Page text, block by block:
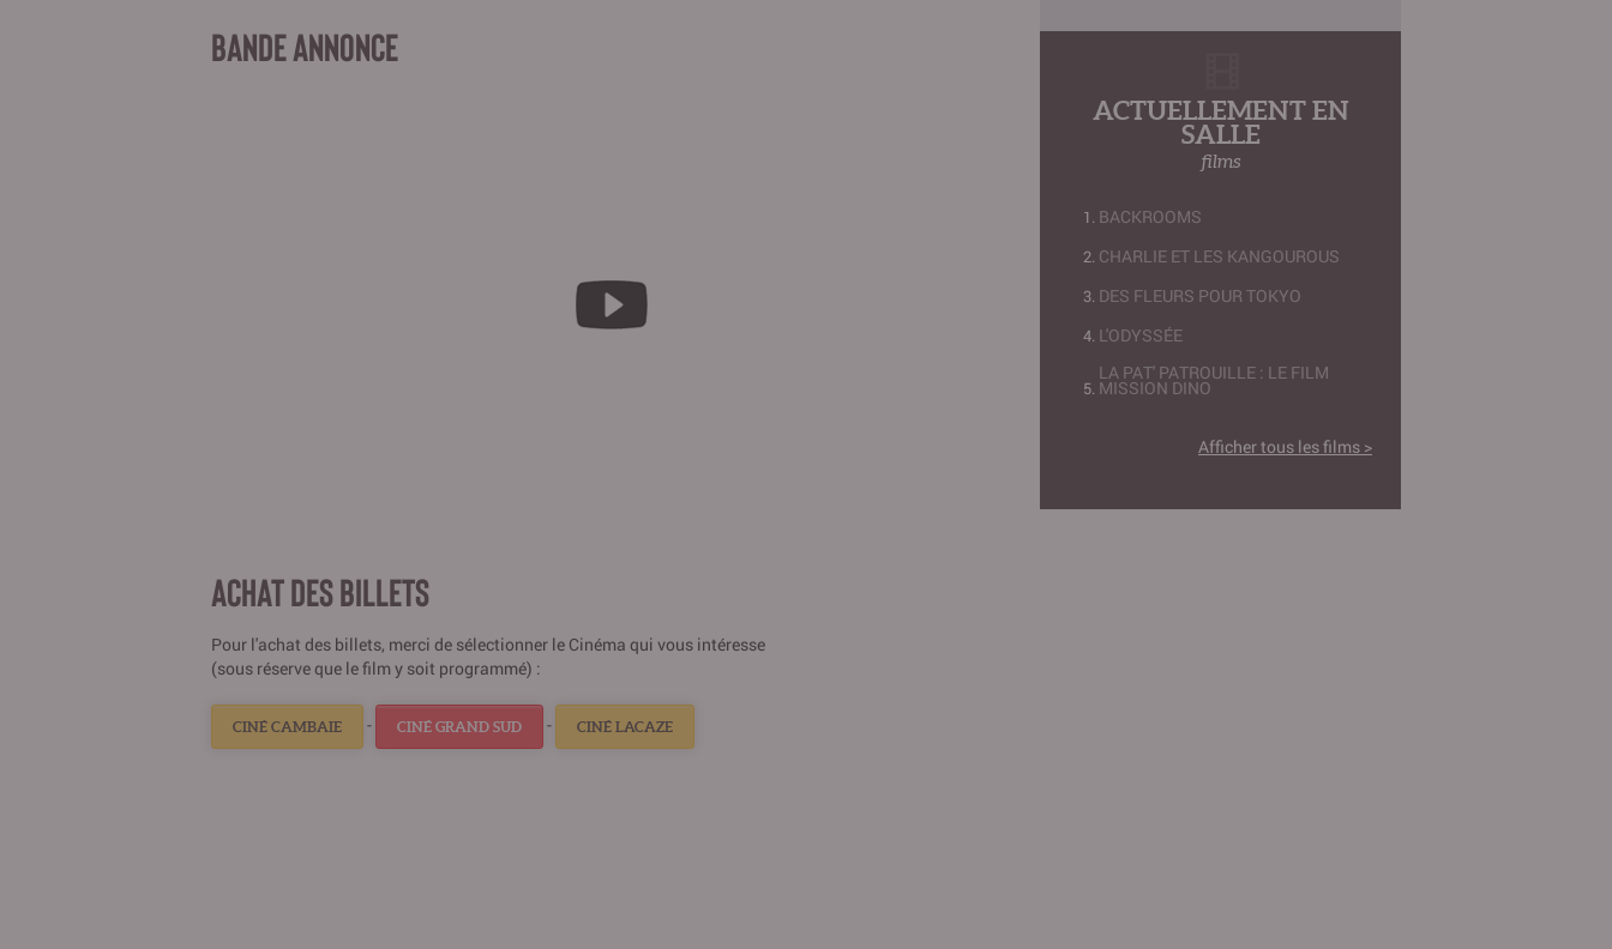
BANDE ANNONCE
ACHAT DES BILLETS
Pour l'achat des billets, merci de sélectionner le Cinéma qui vous intéresse
(sous réserve que le film y soit programmé) :
CINÉ CAMBAIE - CINÉ GRAND SUD - CINÉ LACAZE
ACTUELLEMENT EN
SALLE
films
BACKROOMS
CHARLIE ET LES KANGOUROUS
DES FLEURS POUR TOKYO
L'ODYSSÉE
LA PAT' PATROUILLE : LE FILM
MISSION DINO
Afficher tous les films >